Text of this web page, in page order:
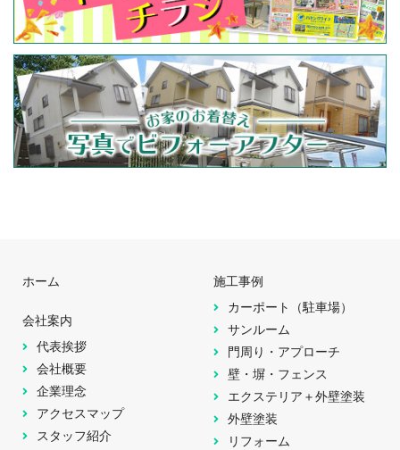
ホーム
会社案内
代表挨拶
会社概要
企業理念
アクセスマップ
スタッフ紹介
施工事例
カーポート（駐車場）
サンルーム
門周り・アプローチ
壁・塀・フェンス
エクステリア＋外壁塗装
外壁塗装
リフォーム